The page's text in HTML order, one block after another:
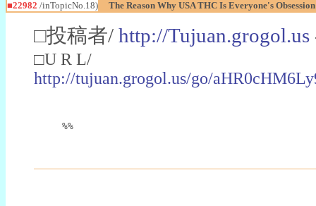
■22982 /inTopicNo.18) The Reason Why USA THC Is Everyone's
□投稿者/ http://Tujuan.grogol.us
□U R L/
http://tujuan.grogol.us/go/
%%